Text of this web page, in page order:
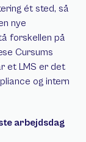
ét sted, så
nye
forskellen på
Cursums
et LMS er det
og intern
arbejdsdag